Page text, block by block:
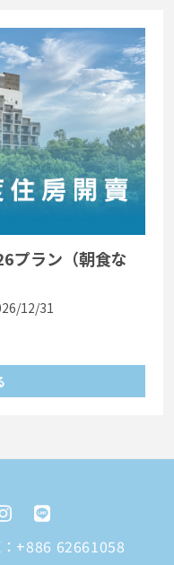
プラン（朝食な
12/31
：+886 62661058